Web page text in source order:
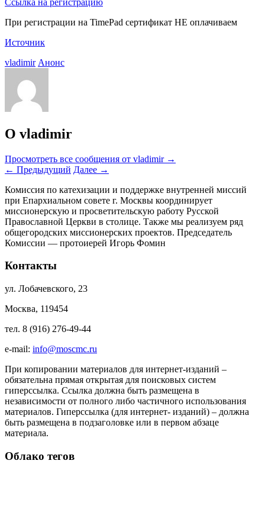
При регистрации на TimePad сертификат НЕ оплачиваем
Источник
vladimir Анонс
О vladimir
Просмотреть все сообщения от vladimir →
← Предыдущий Далее →
Комиссия по катехизации и поддержке внутренней миссий
при Епархиальном совете г. Москвы координирует
миссионерскую и просветительскую работу Русской
Православной Церкви в столице. Также мы реализуем ряд
общегородских миссионерских проектов. Председатель
Комиссии — протоиерей Игорь Фомин
Контакты
ул. Лобачевского, 23
Москва, 119454
тел. 8 (916) 276-49-44
e-mail: info@moscmc.ru
При копировании материалов для интернет-изданий –
обязательна прямая открытая для поисковых систем
гиперссылка. Ссылка должна быть размещена в
независимости от полного либо частичного использования
материалов. Гиперссылка (для интернет- изданий) – должна
быть размещена в подзаголовке или в первом абзаце
материала.
Облако тегов